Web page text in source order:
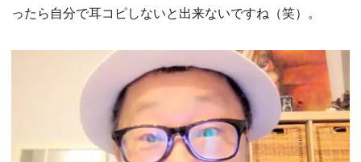
ったら自分で耳コピしないと出来ないですね（笑）。